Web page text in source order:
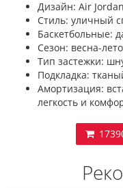
Дизайн: Air
Стиль: уличный
Баскетбольные:
Сезон: весна-
Тип застежки:
Подкладка:
Амортизация:
легкость и